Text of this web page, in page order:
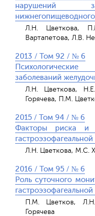
нарушений
Л.Н. Цветкова,
Вартапетова, Л.В.
2013 / Том 92 / № 6
заболеваний
Л.Н. Цветкова,
Горячева, П.М.
2015 / Том 94 / № 6
Факторы риска и
Л.Н. Цветкова, М.С.
2016 / Том 95 / № 6
Роль суточного
П.М. Цветков,
Горячева